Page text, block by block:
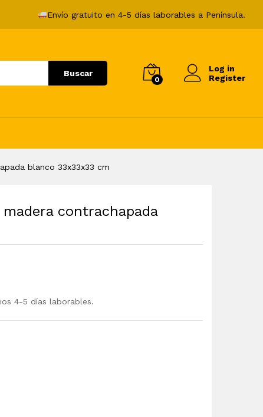
Envío gratuito en 4-5 días laborables a Península.
Buscar
0
Log in
Register
blanco 33x33x33 cm
contrachapada
4-5 días laborables.
39,99€ Añadir al carrito